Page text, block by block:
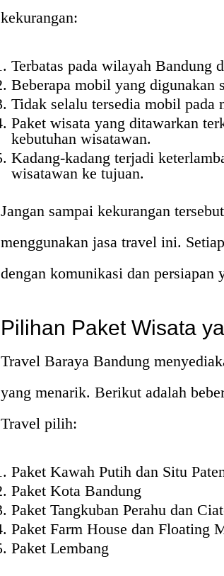
kekurangan:
Terbatas pada wilayah Bandung
Beberapa mobil yang digunakan
Tidak selalu tersedia mobil pada
Paket wisata yang ditawarkan
kebutuhan wisatawan.
Kadang-kadang terjadi
wisatawan ke tujuan.
Jangan sampai kekurangan
menggunakan jasa travel ini.
dengan komunikasi dan persiapan
Pilihan Paket Wisata
Travel Baraya Bandung
yang menarik. Berikut adalah
Travel pilih:
Paket Kawah Putih dan Situ
Paket Kota Bandung
Paket Tangkuban Perahu dan
Paket Farm House dan Floating
Paket Lembang